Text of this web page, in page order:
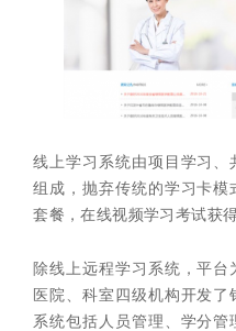
线上学习系统由项目学习
组成，抛弃传统的学习卡模
套餐，在线视频学习考试获得
除线上远程学习系统，平台
医院、科室四级机构开发
系统包括人员管理、学分